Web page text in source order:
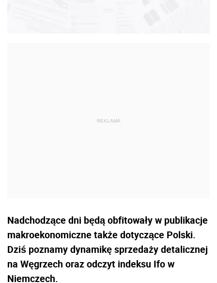
Nadchodzące dni będą obfitowały w publikacje
makroekonomiczne także dotyczące Polski.
Dziś poznamy dynamikę sprzedaży detalicznej
na Węgrzech oraz odczyt indeksu Ifo w
Niemczech.